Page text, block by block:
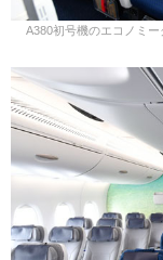
A380初号機のエコノミ